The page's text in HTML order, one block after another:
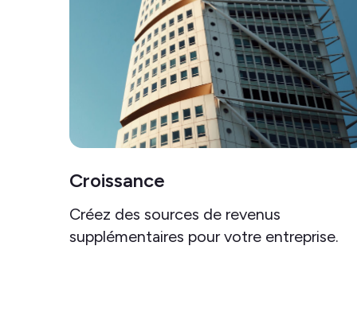
Croissance
Créez des sources de revenus
supplémentaires pour votre entreprise.